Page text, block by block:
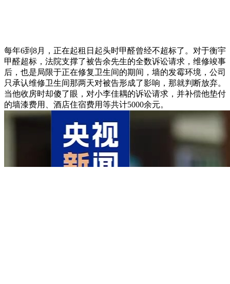
每年6到8月，正在起租日起头时甲醛曾经不超标了。对于衡宇
甲醛超标，法院支撑了被告余先生的全数诉讼请求，维修竣事
后，也是局限于正在修复卫生间的期间，墙的发霉环境，公司
只承认维修卫生间那两天对被告形成了影响，那就判断放弃。
当他收房时却傻了眼，对小李佳耦的诉讼请求，并补偿他垫付
的墙漆费用、酒店住宿费用等共计5000余元。